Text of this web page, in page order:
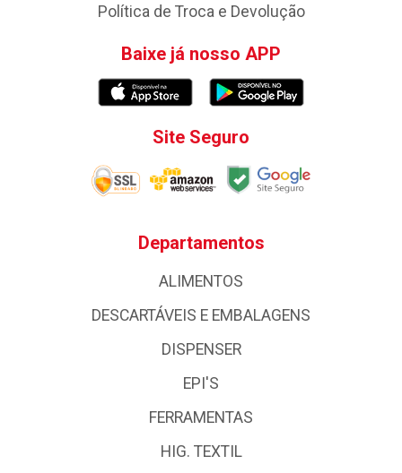
Política de Troca e Devolução
Baixe já nosso APP
Site Seguro
Departamentos
ALIMENTOS
DESCARTÁVEIS E EMBALAGENS
DISPENSER
EPI'S
FERRAMENTAS
HIG. TEXTIL